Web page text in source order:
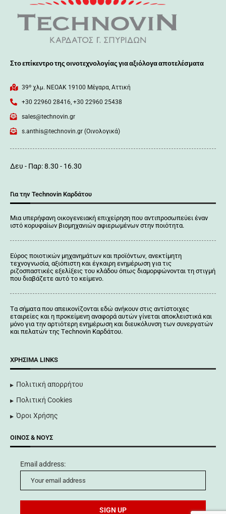
Στο επίκεντρο της οινοτεχνολογίας για αξιόλογα αποτελέσματα
39º χλμ. ΝΕΟΑΚ 19100 Mέγαρα, Αττική
+30 22960 28416, +30 22960 25438
sales@technovin.gr
s.anthis@technovin.gr (Οινολογικά)
Δευ - Παρ: 8.30 - 16.30
Για την Technovin Καρδάτου
Μια υπερήφανη οικογενειακή επιχείρηση που αντιπροσωπεύει έναν
ιστό κορυφαίων βιομηχανιών αφιερωμένων στην ποιότητα.
Εύρος ποιοτικών μηχανημάτων και προϊόντων, ανεκτίμητη
τεχνογνωσία, αξιόπιστη και έγκαιρη ενημέρωση για τις
ριζοσπαστικές εξελίξεις του κλάδου όπως διαμορφώνονται τη στιγμή
που διαβάζετε αυτό το κείμενο.
Tα σήματα που απεικονίζονται εδώ ανήκουν στις αντίστοιχες
εταιρείες και η προκείμενη αναφορά αυτών γίνεται αποκλειστικά και
μόνο για την αρτιότερη ενημέρωση και διευκόλυνση των συνεργατών
και πελατών της Τechnovin Kαρδάτου.
ΧΡΉΣΙΜΑ LINKS
Πολιτική απορρήτου
Πολιτική Cookies
Όροι Χρήσης
ΟΊΝΟΣ & ΝΟΥΣ
Email address: